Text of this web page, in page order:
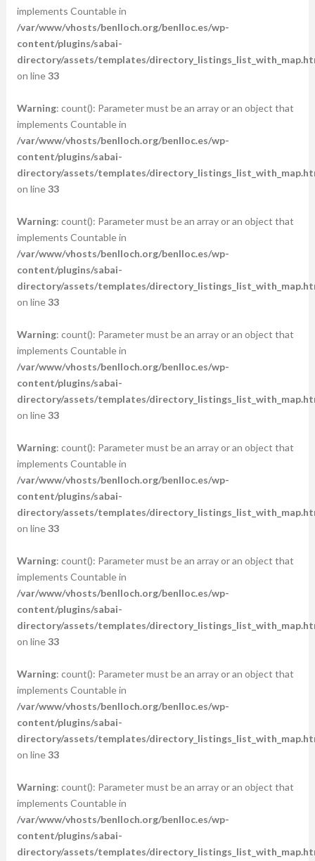
implements Countable in
/var/www/vhosts/benlloch.org/benlloc.es/wp-
content/plugins/sabai-
directory/assets/templates/
on line33
Warning: count(): Parameter must be an array or an object that
implements Countable in
/var/www/vhosts/benlloch.org/benlloc.es/wp-
content/plugins/sabai-
directory/assets/templates/
on line33
Warning: count(): Parameter must be an array or an object that
implements Countable in
/var/www/vhosts/benlloch.org/benlloc.es/wp-
content/plugins/sabai-
directory/assets/templates/
on line33
Warning: count(): Parameter must be an array or an object that
implements Countable in
/var/www/vhosts/benlloch.org/benlloc.es/wp-
content/plugins/sabai-
directory/assets/templates/
on line33
Warning: count(): Parameter must be an array or an object that
implements Countable in
/var/www/vhosts/benlloch.org/benlloc.es/wp-
content/plugins/sabai-
directory/assets/templates/
on line33
Warning: count(): Parameter must be an array or an object that
implements Countable in
/var/www/vhosts/benlloch.org/benlloc.es/wp-
content/plugins/sabai-
directory/assets/templates/
on line33
Warning: count(): Parameter must be an array or an object that
implements Countable in
/var/www/vhosts/benlloch.org/benlloc.es/wp-
content/plugins/sabai-
directory/assets/templates/
on line33
Warning: count(): Parameter must be an array or an object that
implements Countable in
/var/www/vhosts/benlloch.org/benlloc.es/wp-
content/plugins/sabai-
directory/assets/templates/